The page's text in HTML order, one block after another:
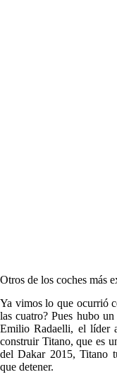
Otros de los coches más
Ya vimos lo que ocurrió
las cuatro? Pues hubo
Emilio Radaelli, el líder
construir Titano, que es
del Dakar 2015, Titano
que detener.